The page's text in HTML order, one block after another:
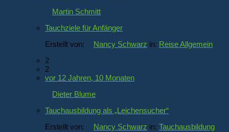
Martin Schmitt
Tauchziele für Anfänger
Erstellt von:
Nancy Schwarz in: Reise Allgemein
2
2
vor 12 Jahren, 10 Monaten
Dieter Blume
Tauchausbildung als „Leichensucher“
Erstellt von:
Nancy Schwarz in: Tauchausbildung